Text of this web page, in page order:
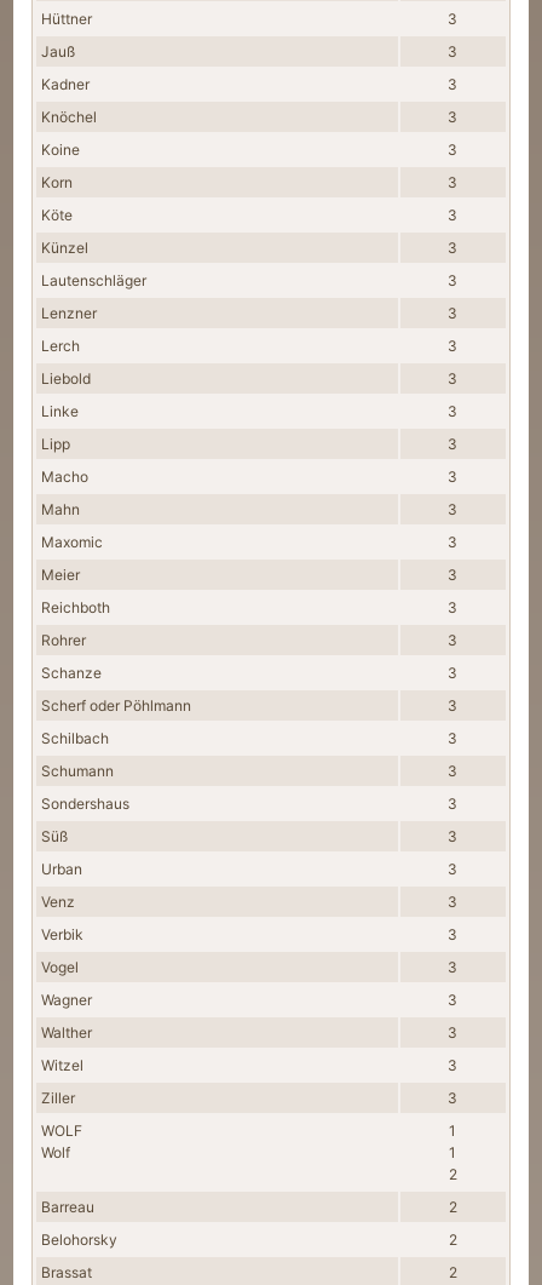
Hüttner
3
Jauß
3
Kadner
3
Knöchel
3
Koine
3
Korn
3
Köte
3
Künzel
3
Lautenschläger
3
Lenzner
3
Lerch
3
Liebold
3
Linke
3
Lipp
3
Macho
3
Mahn
3
Maxomic
3
Meier
3
Reichboth
3
Rohrer
3
Schanze
3
Scherf oder Pöhlmann
3
Schilbach
3
Schumann
3
Sondershaus
3
Süß
3
Urban
3
Venz
3
Verbik
3
Vogel
3
Wagner
3
Walther
3
Witzel
3
Ziller
3
WOLF
Wolf
1
1
2
Barreau
2
Belohorsky
2
Brassat
2